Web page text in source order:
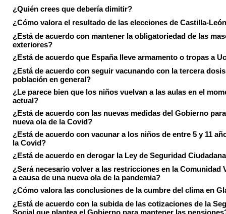
¿Quién crees que debería dimitir?
¿Cómo valora el resultado de las elecciones de Castilla-
¿Está de acuerdo con mantener la obligatoriedad de las
exteriores?
¿Está de acuerdo que España lleve armamento o tropas a
¿Está de acuerdo con seguir vacunando con la tercera
población en general?
¿Le parece bien que los niños vuelvan a las aulas en el
actual?
¿Está de acuerdo con las nuevas medidas del Gobierno
nueva ola de la Covid?
¿Está de acuerdo con vacunar a los niños de entre 5 y 11
la Covid?
¿Está de acuerdo en derogar la Ley de Seguridad
¿Será necesario volver a las restricciones en la Comunidad
a causa de una nueva ola de la pandemia?
¿Cómo valora las conclusiones de la cumbre del clima en
¿Está de acuerdo con la subida de las cotizaciones de la
Social que plantea el Gobierno para mantener las